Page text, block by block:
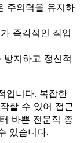
주의력을 유지하
즉각적인 작업
지하고 정신적
입니다. 복잡한
할 수 있어 접근
바쁜 전문직 종
있습니다.